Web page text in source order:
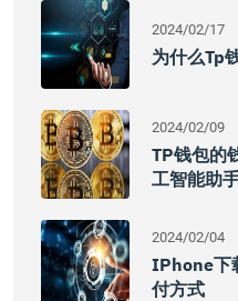
2024/02/17
为什么tp
2024/02/09
TP钱包的
工智能助
2024/02/04
IPhone下
付方式